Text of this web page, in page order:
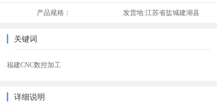
产品规格： 发货地:江苏省盐城建湖县
关键词
福建CNC数控加工
详细说明